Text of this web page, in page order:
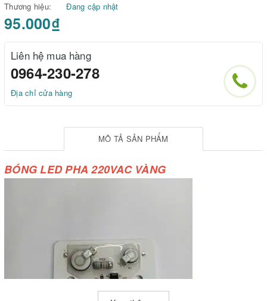
Thương hiệu:
Đang cập nhật
95.000₫
Liên hệ mua hàng
0964-230-278
Địa chỉ cửa hàng
MÔ TẢ SẢN PHẨM
BÓNG LED PHA 220VAC VÀNG